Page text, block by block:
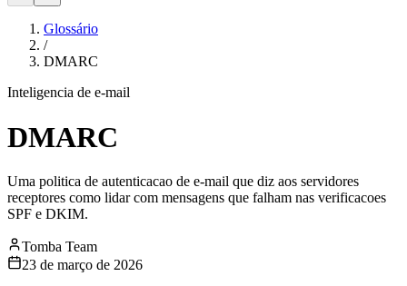
Glossário
/
DMARC
Inteligencia de e-mail
DMARC
Uma politica de autenticacao de e-mail que diz aos servidores
receptores como lidar com mensagens que falham nas verificacoes
SPF e DKIM.
Tomba Team
23 de março de 2026